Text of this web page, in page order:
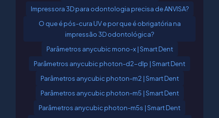
Impressora 3D para odontologia precisa de ANVISA?
O que é pós-cura UV e por que é obrigatória na
impressão 3D odontológica?
Parâmetros anycubic mono-x | Smart Dent
Parâmetros anycubic photon-d2-dlp | Smart Dent
Parâmetros anycubic photon-m2 | Smart Dent
Parâmetros anycubic photon-m5 | Smart Dent
Parâmetros anycubic photon-m5s | Smart Dent